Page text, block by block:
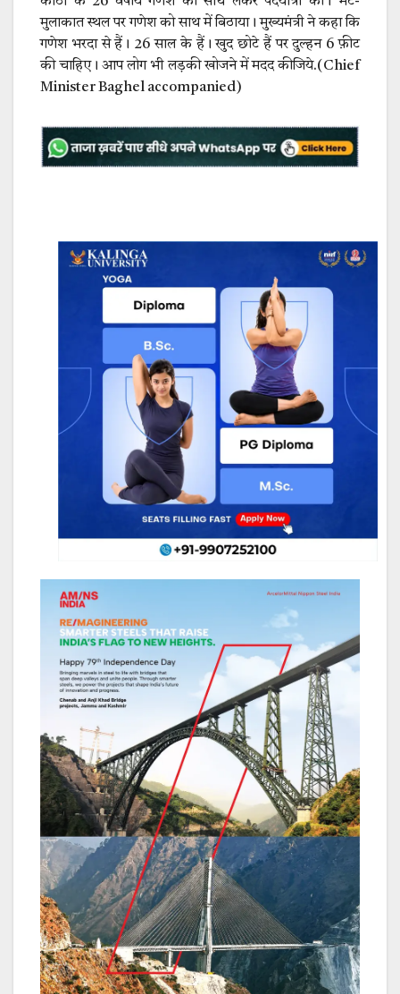
मुलाकात स्थल पर गणेश को साथ में बिठाया। मुख्यमंत्री ने कहा कि
गणेश भरदा से हैं। 26 साल के हैं। खुद छोटे हैं पर दुल्हन 6 फ़ीट
की चाहिए। आप लोग भी लड़की खोजने में मदद कीजिये.(Chief
Minister Baghel accompanied)